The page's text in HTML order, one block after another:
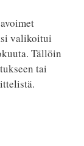
valikoitui
Tällöin
tai